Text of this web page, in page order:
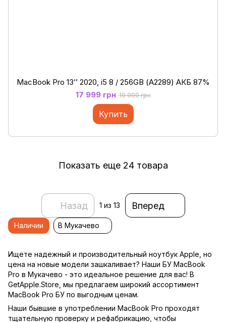
MacBook Pro 13’’ 2020, i5 8 / 256GB (А2289) АКБ 87%
17 999 грн 19 999 грн
Купить
Показать еще 24 товара
Назад 1 из 13 Вперед
Ищете надежный и производительный ноутбук Apple, но
цена на новые модели зашкаливает? Наши БУ MacBook
Pro в Мукачево - это идеальное решение для вас! В
GetApple.Store, мы предлагаем широкий ассортимент
MacBook Pro БУ по выгодным ценам.
Наши бывшие в употреблении MacBook Pro проходят
тщательную проверку и рефабрикацию, чтобы
Наличии В Мукачево